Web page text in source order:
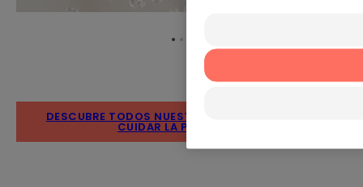
elemento
elemento
elemento
DESCUBRE TODOS NUESTROS CONSEJOS PARA
CUIDAR LA PIEL GRASA